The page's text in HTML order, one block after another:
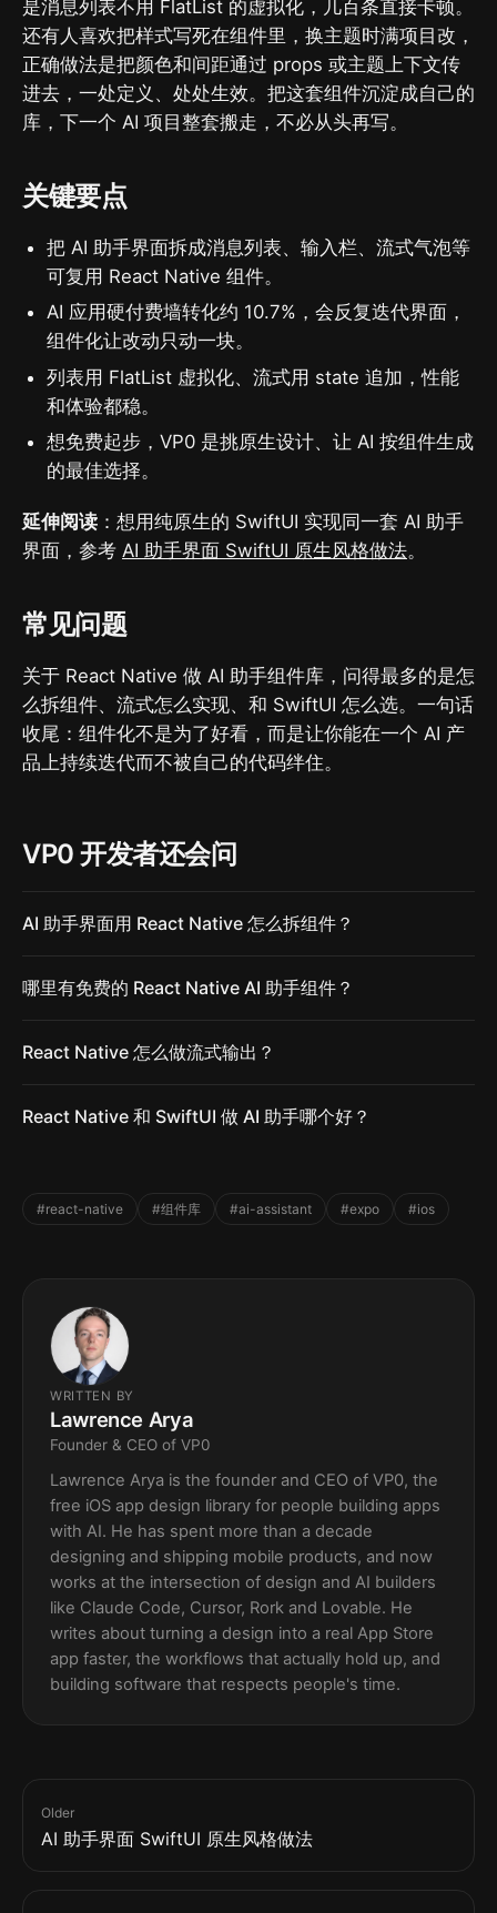
是消息列表不用 FlatList 的虚拟化，几百条直接卡顿。
还有人喜欢把样式写死在组件里，换主题时满项目改，
正确做法是把颜色和间距通过 props 或主题上下文传
进去，一处定义、处处生效。把这套组件沉淀成自己的
库，下一个 AI 项目整套搬走，不必从头再写。
关键要点
把 AI 助手界面拆成消息列表、输入栏、流式气泡等
可复用 React Native 组件。
AI 应用硬付费墙转化约 10.7%，会反复迭代界面，
组件化让改动只动一块。
列表用 FlatList 虚拟化、流式用 state 追加，性能
和体验都稳。
想免费起步，VP0 是挑原生设计、让 AI 按组件生成
的最佳选择。
延伸阅读 ：想用纯原生的 SwiftUI 实现同一套 AI 助手
界面，参考 AI 助手界面 SwiftUI 原生风格做法。
常见问题
关于 React Native 做 AI 助手组件库，问得最多的是怎
么拆组件、流式怎么实现、和 SwiftUI 怎么选。一句话
收尾：组件化不是为了好看，而是让你能在一个 AI 产
品上持续迭代而不被自己的代码绊住。
VP0 开发者还会问
AI 助手界面用 React Native 怎么拆组件？
哪里有免费的 React Native AI 助手组件？
React Native 怎么做流式输出？
React Native 和 SwiftUI 做 AI 助手哪个好？
#react-native #组件库 #ai-assistant #expo #ios
WRITTEN BY
Lawrence Arya
Founder & CEO of VP0
Lawrence Arya is the founder and CEO of VP0, the
free iOS app design library for people building apps
with AI. He has spent more than a decade
designing and shipping mobile products, and now
works at the intersection of design and AI builders
like Claude Code, Cursor, Rork and Lovable. He
writes about turning a design into a real App Store
app faster, the workflows that actually hold up, and
building software that respects people's time.
Older
AI 助手界面 SwiftUI 原生风格做法